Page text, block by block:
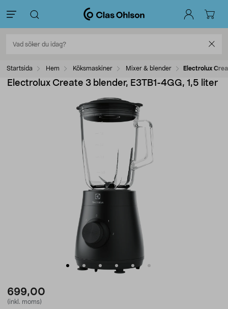
Startsida Hem Köksmaskiner Mixer & blender Electrolux
Electrolux Create 3 blender, E3TB1-4GG, 1,5 liter
699,00
(inkl. moms)